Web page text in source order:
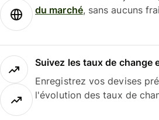
du marché, sans aucuns
Suivez les taux de change
Enregistrez vos devises
l'évolution des taux de